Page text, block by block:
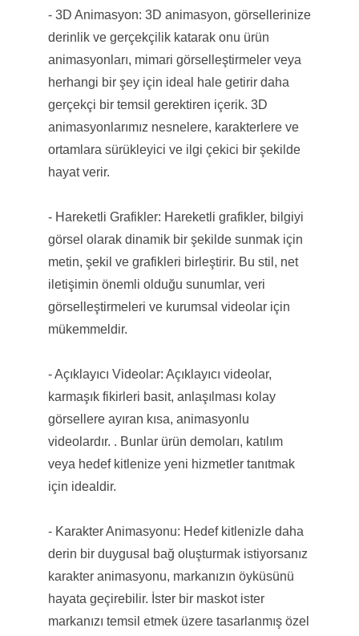
- 3D Animasyon: 3D animasyon, görsellerinize
derinlik ve gerçekçilik katarak onu ürün
animasyonları, mimari görselleştirmeler veya
herhangi bir şey için ideal hale getirir daha
gerçekçi bir temsil gerektiren içerik. 3D
animasyonlarımız nesnelere, karakterlere ve
ortamlara sürükleyici ve ilgi çekici bir şekilde
hayat verir.
- Hareketli Grafikler: Hareketli grafikler, bilgiyi
görsel olarak dinamik bir şekilde sunmak için
metin, şekil ve grafikleri birleştirir. Bu stil, net
iletişimin önemli olduğu sunumlar, veri
görselleştirmeleri ve kurumsal videolar için
mükemmeldir.
- Açıklayıcı Videolar: Açıklayıcı videolar,
karmaşık fikirleri basit, anlaşılması kolay
görsellere ayıran kısa, animasyonlu
videolardır. . Bunlar ürün demoları, katılım
veya hedef kitlenize yeni hizmetler tanıtmak
için idealdir.
- Karakter Animasyonu: Hedef kitlenizle daha
derin bir duygusal bağ oluşturmak istiyorsanız
karakter animasyonu, markanızın öyküsünü
hayata geçirebilir. İster bir maskot ister
markanızı temsil etmek üzere tasarlanmış özel